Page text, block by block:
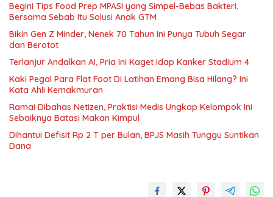
Begini Tips Food Prep MPASI yang Simpel-Bebas Bakteri,
Bersama Sebab Itu Solusi Anak GTM
Bikin Gen Z Minder, Nenek 70 Tahun Ini Punya Tubuh Segar
dan Berotot
Terlanjur Andalkan AI, Pria Ini Kaget Idap Kanker Stadium 4
Kaki Pegal Para Flat Foot Di Latihan Emang Bisa Hilang? Ini
Kata Ahli Kemakmuran
Ramai Dibahas Netizen, Praktisi Medis Ungkap Kelompok Ini
Sebaiknya Batasi Makan Kimpul
Dihantui Defisit Rp 2 T per Bulan, BPJS Masih Tunggu Suntikan
Dana